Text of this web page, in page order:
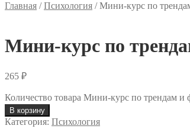
Главная /Психология /Мини-курс по
Мини-курс по
265 ₽
Количество товара Мини-курс по трендам и
В корзину
Категория: Психология